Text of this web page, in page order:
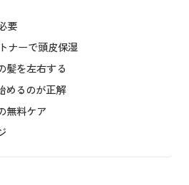
要
ナーで頭皮保湿
髪を左右する
めるのが正解
無料ケア